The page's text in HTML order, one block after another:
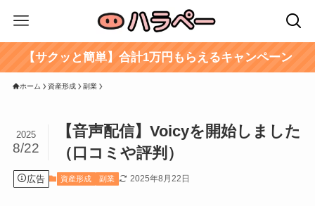
【サクッと簡単】合計1万円もらえるキャンペーン
ホーム 資産形成 副業
【音声配信】Voicyを開始しました
（口コミや評判）
2025
8/22
広告 資産形成 副業 2025年8月22日